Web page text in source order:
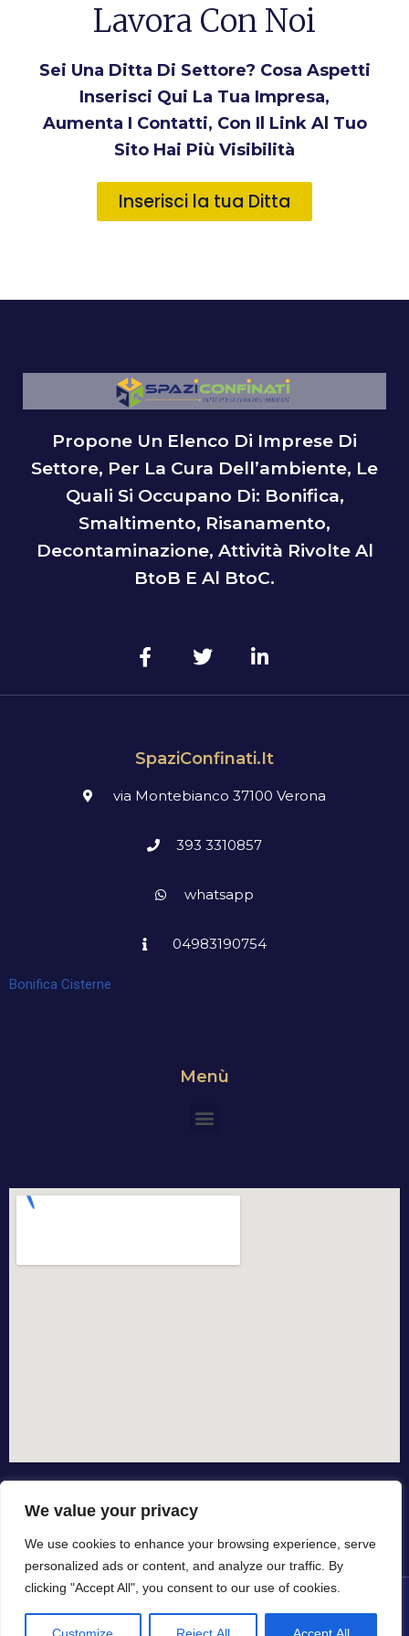
We value your privacy
We use cookies to enhance your browsing experience, serve
personalized ads or content, and analyze our traffic. By
clicking "Accept All", you consent to our use of cookies.
Lavora Con Noi
Sei Una Ditta Di Settore? Cosa Aspetti
Inserisci Qui La Tua Impresa,
Aumenta I Contatti, Con Il Link Al Tuo
Sito Hai Più Visibilità
Inserisci la tua Ditta
Propone Un Elenco Di Imprese Di
Settore, Per La Cura Dell’ambiente, Le
Quali Si Occupano Di: Bonifica,
Smaltimento, Risanamento,
Decontaminazione, Attività Rivolte Al
BtoB E Al BtoC.
SpaziConfinati.it
via Montebianco 37100 Verona
393 3310857
whatsapp
04983190754
Bonifica Cisterne
Menù
© All rights reserved dal 2015